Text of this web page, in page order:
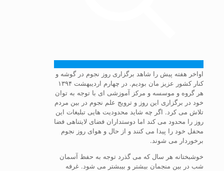
اواخر هفته پیش را شاهد برگزاری روز نجوم در گوشه و
کنار کشور عزیز مان بودیم. در چهارم اردیبهشت ۱۳۹۴
هر گروه و موسسه و مرکز آموزشی ای با توجه به توان
خود در برگزاری این روز و ترویج علم نجوم در بین مردم
تلاش می کرد. اگر چه شاید محدودیت هایی تبلیغات این
روز را محدود می کند اما دوستداران فضای لایتناهی فضا
محفل خود را پیدا می کنند و از حال و هوای روز نجوم
برخوردار می شوند.
خوشبختانه هر سال که می گذرد توجه به حفظ آسمان
شب در بین منجمان بیشتر و بیبشتر می شود. غرفه